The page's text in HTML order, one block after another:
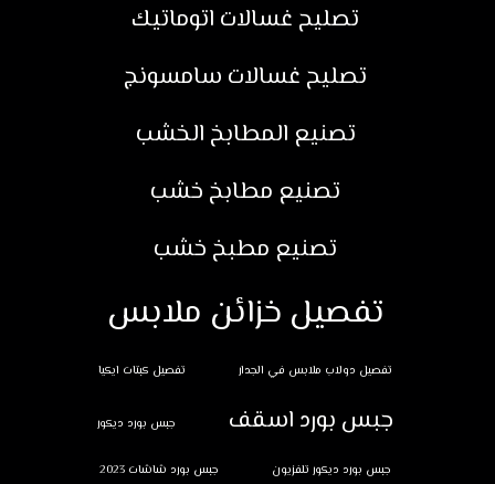
تصليح غسالات اتوماتيك
تصليح غسالات سامسونج
تصنيع المطابخ الخشب
تصنيع مطابخ خشب
تصنيع مطبخ خشب
تفصيل خزائن ملابس
تفصيل دولاب ملابس في الجدار تفصيل كبتات ايكيا
جبس بورد اسقف جبس بورد ديكور
جبس بورد ديكور تلفزيون جبس بورد شاشات 2023